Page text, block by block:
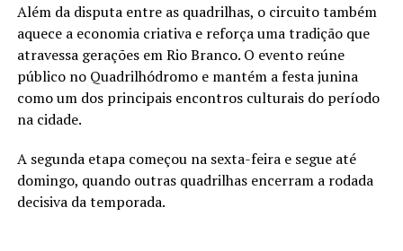
Além da disputa entre as quadrilhas, o circuito também
aquece a economia criativa e reforça uma tradição que
atravessa gerações em Rio Branco. O evento reúne
público no Quadrilhódromo e mantém a festa junina
como um dos principais encontros culturais do período
na cidade.
A segunda etapa começou na sexta-feira e segue até
domingo, quando outras quadrilhas encerram a rodada
decisiva da temporada.